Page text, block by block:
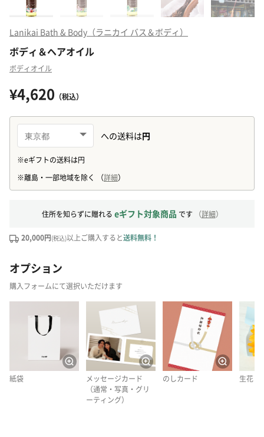
Lanikai Bath & Body（ラニカイ バス＆ボディ）
ボディ＆ヘアオイル
ボディオイル
¥4,620 （税込）
住所を知らずに贈れる eギフト対象商品 です （詳細）
20,000円(税込)以上ご購入すると送料無料！
オプション
購入フォームにて選択いただけます
紙袋
メッセージカード
（通常・写真・グリ
ーティング）
のしカード 生花